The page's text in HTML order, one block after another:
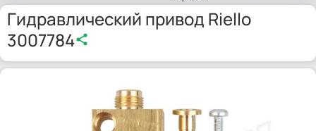
Гидравлический привод Riello
3007784